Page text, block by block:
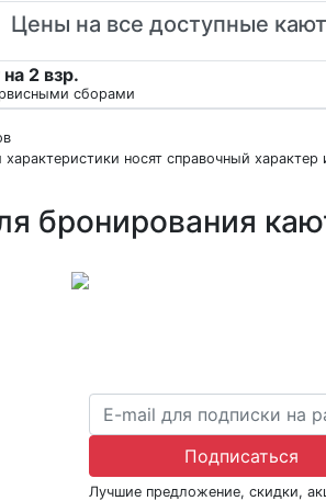
Цены на все доступные
2 взр.
сборами
носят справочный характер
бронирования
Подписаться
Лучшие предложение, скидки,